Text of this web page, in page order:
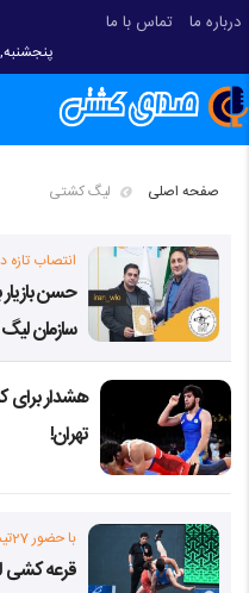
درباره ما تماس با ما
پنجشنبه, ۱۵ مرداد , ۱۴۰۵
صفحه اصلی لیگ کشتی
انتصاب
حسن
سازمان
هشدار
تهران!
با حضور 27تیم
قرعه کشی